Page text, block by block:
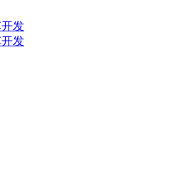
发
发